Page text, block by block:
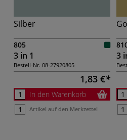
Silber
805
3 in 1
Bestell-Nr. 08-27920805
1,83 €
In den Warenkorb
Artikel auf den Merkzettel
3